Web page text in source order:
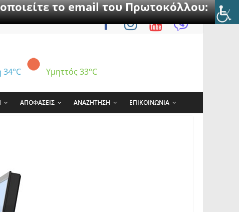
το email του Πρωτοκόλλου:
34°C Υμηττός 33°C
ΑΠΟΦΑΣΕΙΣ ΑΝΑΖΗΤΗΣΗ ΕΠΙΚΟΙΝΩΝΙΑ